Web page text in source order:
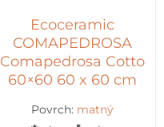
Ecoceramic
COMAPEDROSA
Comapedrosa Cotto
60×60 60 x 60 cm
Povrch: matný